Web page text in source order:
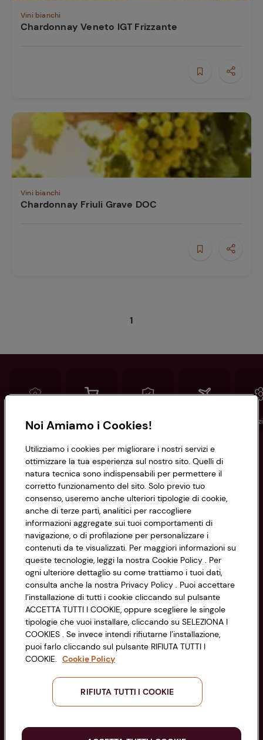
Vini bianchi
Chardonnay Veneto IGT Frizzante
Vini bianchi
Chardonnay Friuli Grave DOC
1
Conad Spesa online Assicurazioni
Informazioni
Privacy Policy
Cookie Policy
Impostazioni Cookie
Accessibilità
CONAD SOCIETÀ COOPERATIVA
Via Michelino, 59 | 40127 BOLOGNA
Codice Fiscale e Registro Imprese
di Bologna 00865960157
PARTITA IVA 03320960374
Servizio clienti
Seguici sui Social:
Noi Amiamo i Cookies!
Utilizziamo i cookies per migliorare i nostri servizi e
ottimizzare la tua esperienza sul nostro sito. Quelli di
natura tecnica sono indispensabili per permettere il
corretto funzionamento del sito. Solo previo tuo
consenso, useremo anche ulteriori tipologie di cookie,
anche di terze parti, analitici per raccogliere
informazioni aggregate sui tuoi comportamenti di
navigazione, o di profilazione per personalizzare i
contenuti da te visualizzati. Per maggiori informazioni su
queste tecnologie, leggi la nostra Cookie Policy . Per
ogni ulteriore dettaglio su come trattiamo i tuoi dati,
consulta anche la nostra Privacy Policy . Puoi accettare
l’installazione di tutti i cookie cliccando sul pulsante
ACCETTA TUTTI I COOKIE, oppure scegliere le singole
tipologie che vuoi installare, cliccando su SELEZIONA I
COOKIES . Se invece intendi rifiutarne l’installazione,
puoi farlo cliccando sul pulsante RIFIUTA TUTTI I
COOKIE. Cookie Policy
RIFIUTA TUTTI I COOKIE